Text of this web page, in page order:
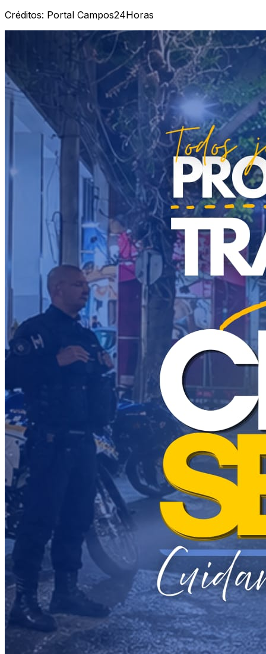
Créditos: Portal Campos24Horas